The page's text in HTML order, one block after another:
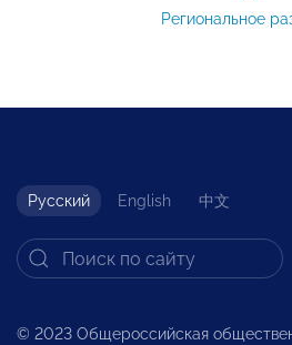
Региональное
Русский English 中文
© 2023 Общероссийская